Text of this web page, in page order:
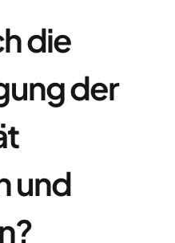
die
der
und